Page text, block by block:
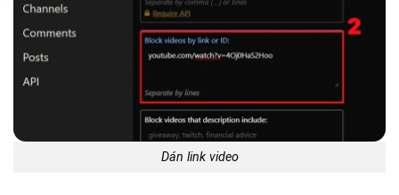
Dán link video